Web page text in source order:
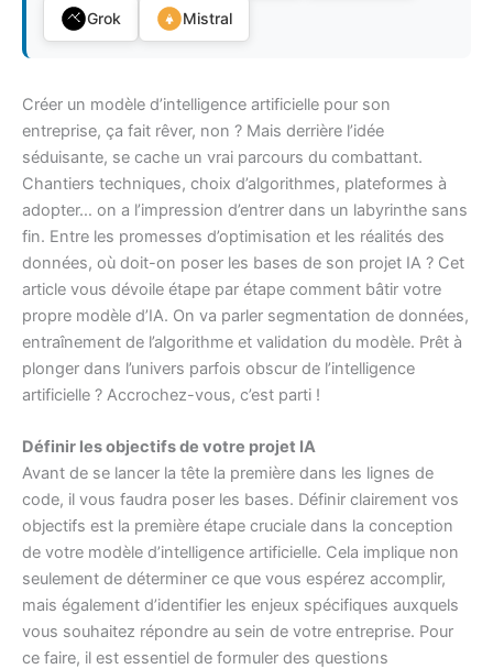
Grok Mistral
Créer un modèle d’intelligence artificielle pour son
entreprise, ça fait rêver, non ? Mais derrière l’idée
séduisante, se cache un vrai parcours du combattant.
Chantiers techniques, choix d’algorithmes, plateformes à
adopter… on a l’impression d’entrer dans un labyrinthe sans
fin. Entre les promesses d’optimisation et les réalités des
données, où doit-on poser les bases de son projet IA ? Cet
article vous dévoile étape par étape comment bâtir votre
propre modèle d’IA. On va parler segmentation de données,
entraînement de l’algorithme et validation du modèle. Prêt à
plonger dans l’univers parfois obscur de l’intelligence
artificielle ? Accrochez-vous, c’est parti !
Définir les objectifs de votre projet IA
Avant de se lancer la tête la première dans les lignes de
code, il vous faudra poser les bases. Définir clairement vos
objectifs est la première étape cruciale dans la conception
de votre modèle d’intelligence artificielle. Cela implique non
seulement de déterminer ce que vous espérez accomplir,
mais également d’identifier les enjeux spécifiques auxquels
vous souhaitez répondre au sein de votre entreprise. Pour
ce faire, il est essentiel de formuler des questions